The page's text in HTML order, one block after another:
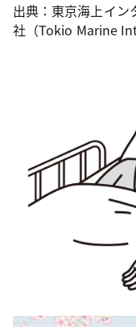
出典：東京海上イン
社（Tokio Marine